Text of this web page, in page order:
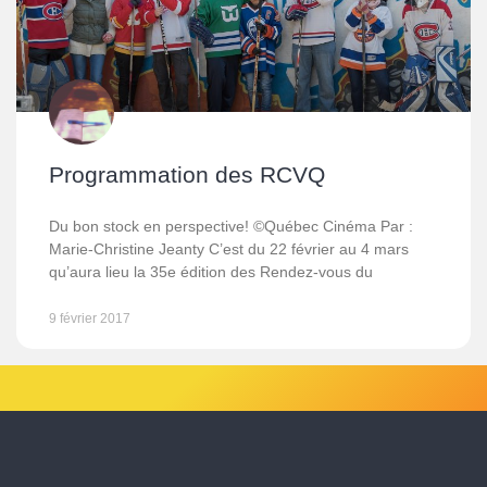
Programmation des RCVQ
Du bon stock en perspective! ©Québec Cinéma Par :
Marie-Christine Jeanty C’est du 22 février au 4 mars
qu’aura lieu la 35e édition des Rendez-vous du
9 février 2017